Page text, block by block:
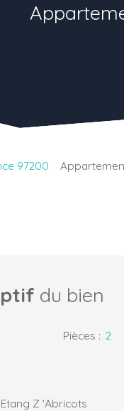
97200
du bien
Pièces : 2
Z 'Abricots